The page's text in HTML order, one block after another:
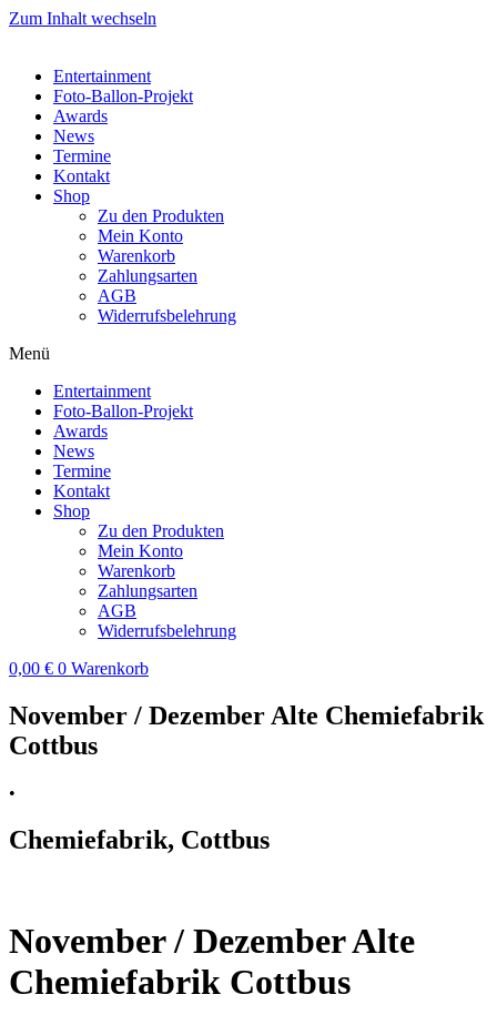
Zum Inhalt wechseln
Entertainment
Foto-Ballon-Projekt
Awards
News
Termine
Kontakt
Shop
Zu den Produkten
Mein Konto
Warenkorb
Zahlungsarten
AGB
Widerrufsbelehrung
Menü
Entertainment
Foto-Ballon-Projekt
Awards
News
Termine
Kontakt
Shop
Zu den Produkten
Mein Konto
Warenkorb
Zahlungsarten
AGB
Widerrufsbelehrung
0,00 € 0 Warenkorb
November / Dezember Alte Chemiefabrik
Cottbus
•
Chemiefabrik, Cottbus
November / Dezember Alte
Chemiefabrik Cottbus